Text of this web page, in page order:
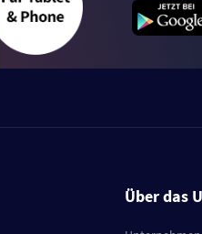
Über das